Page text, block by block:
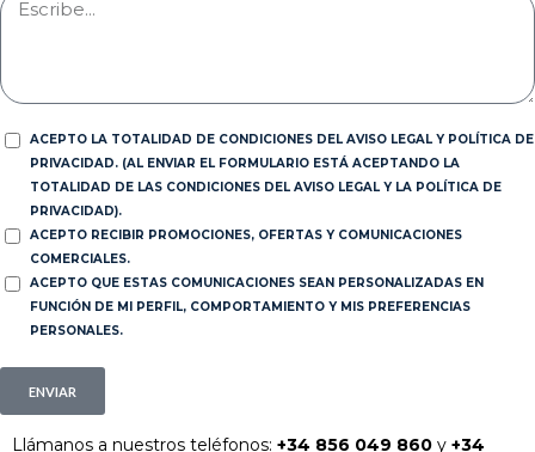
ACEPTO LA TOTALIDAD DE CONDICIONES DEL AVISO LEGAL Y POLÍTICA DE
PRIVACIDAD. (AL ENVIAR EL FORMULARIO ESTÁ ACEPTANDO LA
TOTALIDAD DE LAS CONDICIONES DEL AVISO LEGAL Y LA POLÍTICA DE
PRIVACIDAD).
ACEPTO RECIBIR PROMOCIONES, OFERTAS Y COMUNICACIONES
COMERCIALES.
ACEPTO QUE ESTAS COMUNICACIONES SEAN PERSONALIZADAS EN
FUNCIÓN DE MI PERFIL, COMPORTAMIENTO Y MIS PREFERENCIAS
PERSONALES.
ENVIAR
Llámanos a nuestros teléfonos: +34 856 049 860 y +34